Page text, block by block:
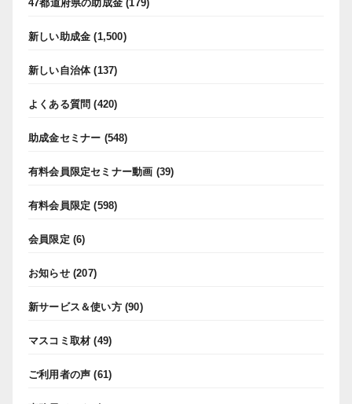
47都道府県の助成金 (179)
新しい助成金 (1,500)
新しい自治体(137)
よくある質問 (420)
助成金セミナー (548)
有料会員限定セミナー動画 (39)
有料会員限定 (598)
会員限定 (6)
お知らせ(207)
新サービス＆使い方(90)
マスコミ取材 (49)
ご利用者の声 (61)